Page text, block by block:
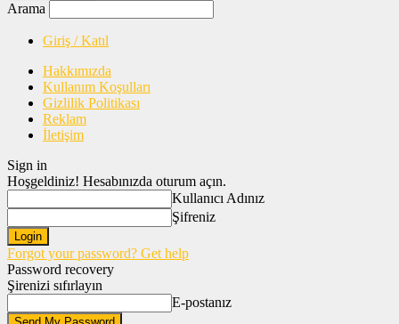
Arama
Giriş / Katıl
Hakkımızda
Kullanım Koşulları
Gizlilik Politikası
Reklam
İletişim
Sign in
Hoşgeldiniz! Hesabınızda oturum açın.
Kullanıcı Adınız
Şifreniz
Forgot your password? Get help
Password recovery
Şirenizi sıfırlayın
E-postanız